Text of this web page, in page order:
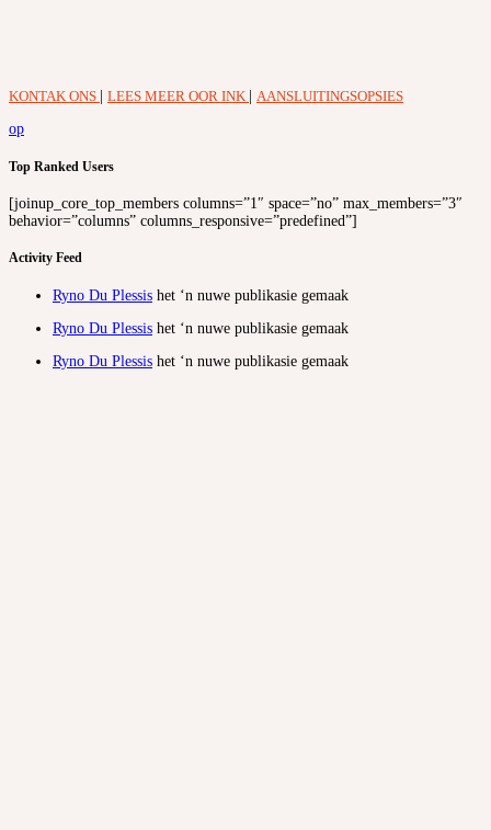
KONTAK ONS LEES MEER OOR INK
AANSLUITINGSOPSIES
op
Top Ranked Users
[joinup_core_top_members columns=”1″ space=”no” max_members=”3″
behavior=”columns” columns_responsive=”predefined”]
Activity Feed
Ryno Du Plessis het ‘n nuwe publikasie gemaak
Ryno Du Plessis het ‘n nuwe publikasie gemaak
Ryno Du Plessis het ‘n nuwe publikasie gemaak